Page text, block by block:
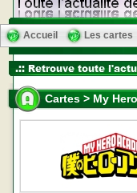
Accueil Les cartes
Cartes > My